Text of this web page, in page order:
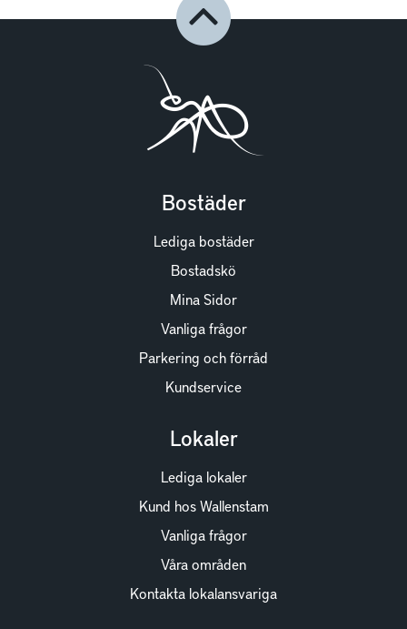
Bostäder
Lediga bostäder
Bostadskö
Mina Sidor
Vanliga frågor
Parkering och förråd
Kundservice
Lokaler
Lediga lokaler
Kund hos Wallenstam
Vanliga frågor
Våra områden
Kontakta lokalansvariga